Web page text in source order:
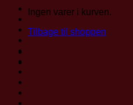
Ingen varer i kurven.
Tilbage til shoppen